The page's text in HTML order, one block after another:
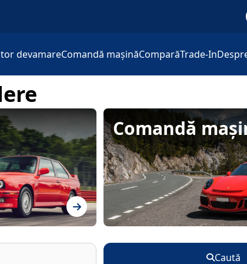
devamareComandă mașinăComparăTrade-In
Comandă
Caută